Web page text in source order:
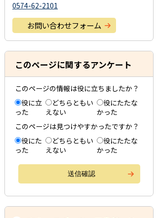
0574-62-2101
お問い合わせフォーム
このページに関するアンケート
このページの情報は役に立ちましたか？
役に立
った
どちらともい
えない
役にたたな
かった
このページは見つけやすかったですか？
役にた
った
どちらともい
えない
役にたたな
かった